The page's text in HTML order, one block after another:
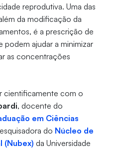
reprodutiva. Uma das
da modificação da
é a prescrição de
podem ajudar a minimizar
as concentrações
cientificamente com o
, docente do
em Ciências
do Núcleo de
(Nubex) da Universidade